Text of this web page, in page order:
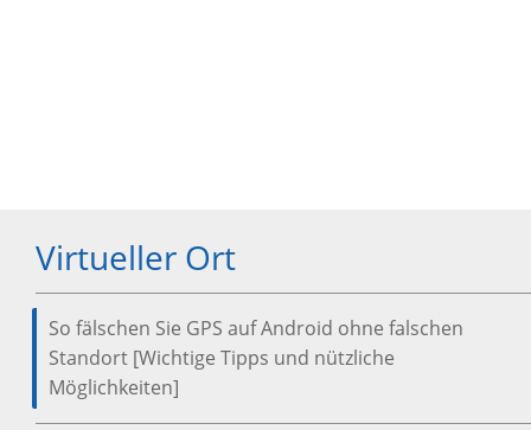
Virtueller Ort
So fälschen Sie GPS auf Android ohne falschen
Standort [Wichtige Tipps und nützliche
Möglichkeiten]